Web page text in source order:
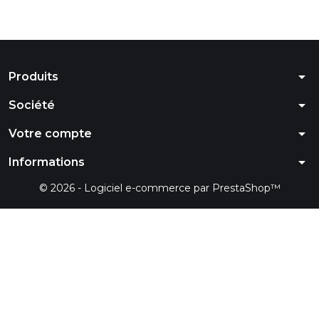
Produits arrow_drop_down
Société arrow_drop_down
Votre compte arrow_drop_down
Informations arrow_drop_down
© 2026 - Logiciel e-commerce par PrestaShop™